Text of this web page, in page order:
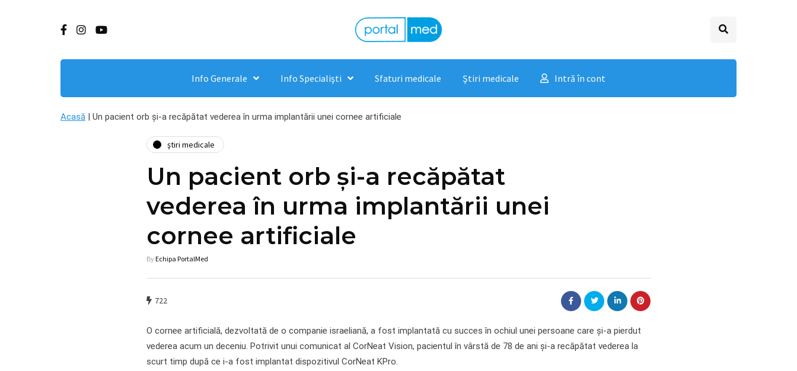
Info Generale Info Specialişti Sfaturi medicale Ştiri medicale Intră în cont
Acasă | Un pacient orb și-a recăpătat vederea în urma implantării unei cornee artificiale
ştiri medicale
Un pacient orb și-a recăpătat
vederea în urma implantării unei
cornee artificiale
By Echipa PortalMed
722
O cornee artificială, dezvoltată de o companie israeliană, a fost implantată cu succes în ochiul unei persoane care și-a pierdut
vederea acum un deceniu. Potrivit unui comunicat al CorNeat Vision, pacientul în vârstă de 78 de ani și-a recăpătat vederea la
scurt timp după ce i-a fost implantat dispozitivul CorNeat KPro.